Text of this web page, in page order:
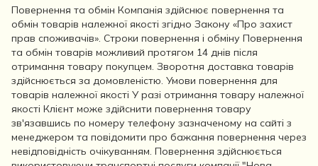
Повернення та обмін Компанія здійснює повернення та
обмін товарів належної якості згідно Закону «Про захист
прав споживачів». Строки повернення і обміну Повернення
та обмін товарів можливий протягом 14 днів після
отримання товару покупцем. Зворотня доставка товарів
здійснюється за домовленістю. Умови повернення для
товарів належної якості У разі отримання товару належної
якості Клієнт може здійснити повернення товару
зв'язавшись по номеру телефону зазначеному на сайті з
менеджером та повідомити про бажання повернення через
невідповідність очікуванням. Повернення здійснюється